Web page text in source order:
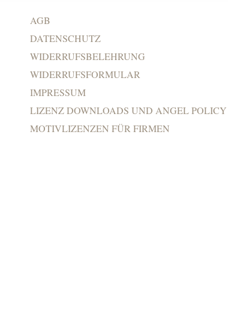
AGB
DATENSCHUTZ
WIDERRUFSBELEHRUNG
WIDERRUFSFORMULAR
IMPRESSUM
LIZENZ DOWNLOADS UND ANGEL POLICY
MOTIVLIZENZEN FÜR FIRMEN